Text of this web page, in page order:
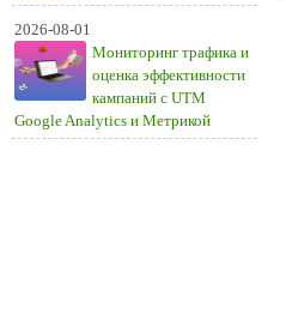
2026-08-01
Мониторинг трафика и
оценка эффективности
кампаний с UTM
Google Analytics и Метрикой